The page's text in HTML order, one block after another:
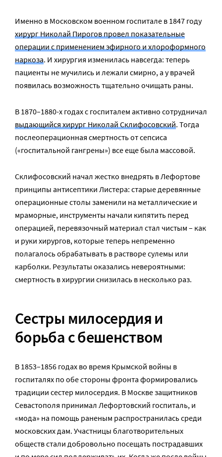
Именно в Московском военном госпитале в 1847 году
хирург Николай Пирогов провел показательные
операции с применением эфирного и хлороформного
наркоза. И хирургия изменилась навсегда: теперь
пациенты не мучились и лежали смирно, а у врачей
появилась возможность тщательно очищать раны.
В 1870–1880-х годах с госпиталем активно сотрудничал
выдающийся хирург Николай Склифосовский. Тогда
послеоперационная смертность от сепсиса
(«госпитальной гангрены») все еще была массовой.
Склифосовский начал жестко внедрять в Лефортове
принципы антисептики Листера: старые деревянные
операционные столы заменили на металлические и
мраморные, инструменты начали кипятить перед
операцией, перевязочный материал стал чистым – как
и руки хирургов, которые теперь непременно
полагалось обрабатывать в растворе сулемы или
карболки. Результаты оказались невероятными:
смертность в хирургии снизилась в несколько раз.
Сестры милосердия и
борьба с бешенством
В 1853–1856 годах во время Крымской войны в
госпиталях по обе стороны фронта формировались
традиции сестер милосердия. В Москве защитников
Севастополя принимал Лефортовский госпиталь, и
«мода» на помощь раненым распространилась среди
московских дам. Участницы благотворительных
обществ стали добровольно посещать пострадавших